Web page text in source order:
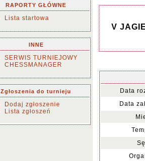
RAPORTY GŁÓWNE
Lista startowa
INNE
SERWIS TURNIEJOWY
CHESSMANAGER
Zgłoszenia do turnieju
Dodaj zgłoszenie
Lista zgłoszeń
V
Data
Data